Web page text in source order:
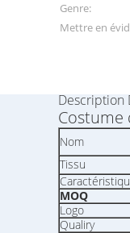
Genre:
Mettre en
Description
Nom
Tissu
MOQ
Logo
Qualiry